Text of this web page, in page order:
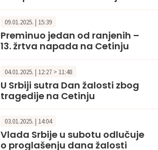
09.01.2025. | 15:39
Preminuo jedan od ranjenih –
13. žrtva napada na Cetinju
04.01.2025. | 12:27 > 11:48
U Srbiji sutra Dan žalosti zbog
tragedije na Cetinju
03.01.2025. | 14:04
Vlada Srbije u subotu odlučuje
o proglašenju dana žalosti